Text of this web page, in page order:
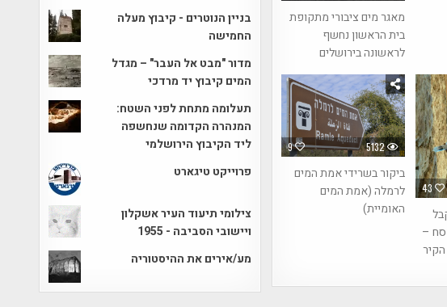
מאגר מים ציבורי מתקופת
בית הראשון נחשף
לראשונה בירושלים
9 5132
ביקור בשרידי אמת המים
לרמלה (אמת המים
האומיית)
43
–
בניין הנוטרים - קיבוץ מעלה
החמישה
מדור "מבט אל העבר" – מגדל
המים קיבוץ יד מרדכי
תעלומה מתחת לפני השטח:
המנהרה הקדומה שנחשפה
ליד הקיבוץ הירושלמי
פרוייקט טיגארט
צילומי תיעוד העיר אשקלון
ויישובי הסביבה - 1955
מע/אירים את ההיסטוריה